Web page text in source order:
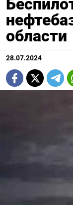
области
28.07.2024